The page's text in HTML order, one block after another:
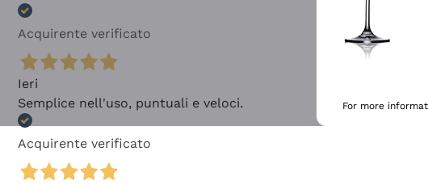
Acquirente verificato
Ieri
Semplice nell'uso, puntuali e veloci.
Acquirente verificato
For more